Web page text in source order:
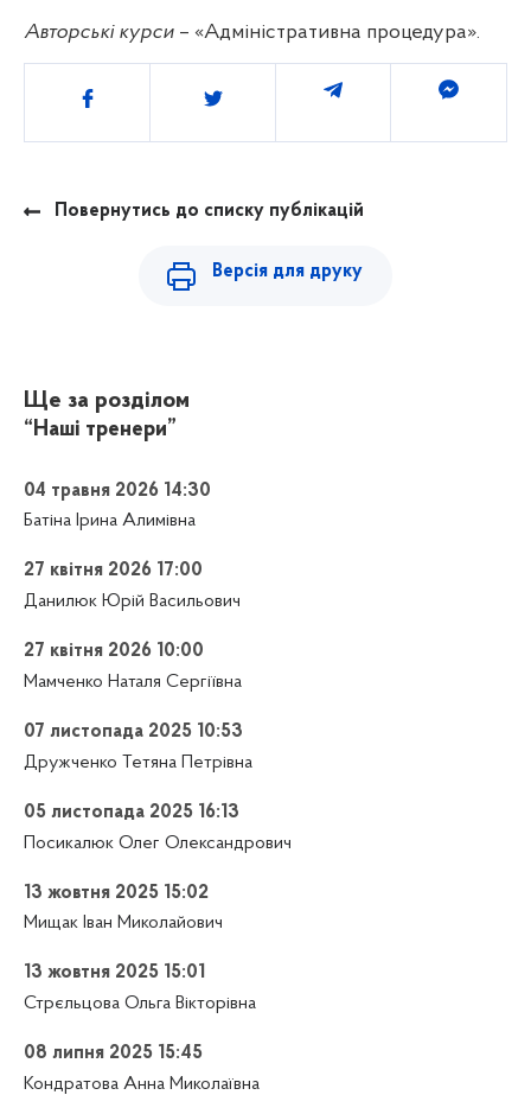
Авторські курси – «Адміністративна процедура».
Поділитись
Повернутись до списку публікацій
Версія для друку
Ще за розділом
“Наші тренери”
04 травня 2026 14:30
Батіна Ірина Алимівна
27 квітня 2026 17:00
Данилюк Юрій Васильович
27 квітня 2026 10:00
Мамченко Наталя Сергіївна
07 листопада 2025 10:53
Дружченко Тетяна Петрівна
05 листопада 2025 16:13
Посикалюк Олег Олександрович
13 жовтня 2025 15:02
Мищак Іван Миколайович
13 жовтня 2025 15:01
Стрєльцова Ольга Вікторівна
08 липня 2025 15:45
Кондратова Анна Миколаївна